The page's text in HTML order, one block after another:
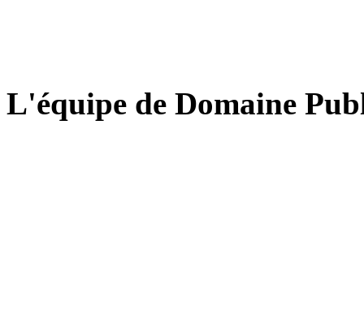
L'équipe de Domaine